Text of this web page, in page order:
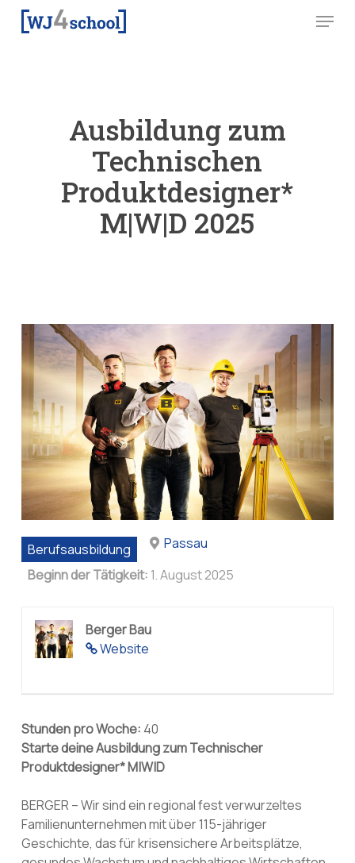
Skip
Menu
Ausbildung zum
Technischen
Produktdesigner*
M|W|D 2025
Berufsausbildung
Passau
Beginn der Tätigkeit: 1. August 2025
Website
Berger Bau
Stunden pro Woche: 40
Starte deine Ausbildung zum Technischer
Produktdesigner* M|W|D
BERGER – Wir sind ein regional fest verwurzeltes
Familienunternehmen mit über 115-jähriger
Geschichte, das für krisensichere Arbeitsplätze,